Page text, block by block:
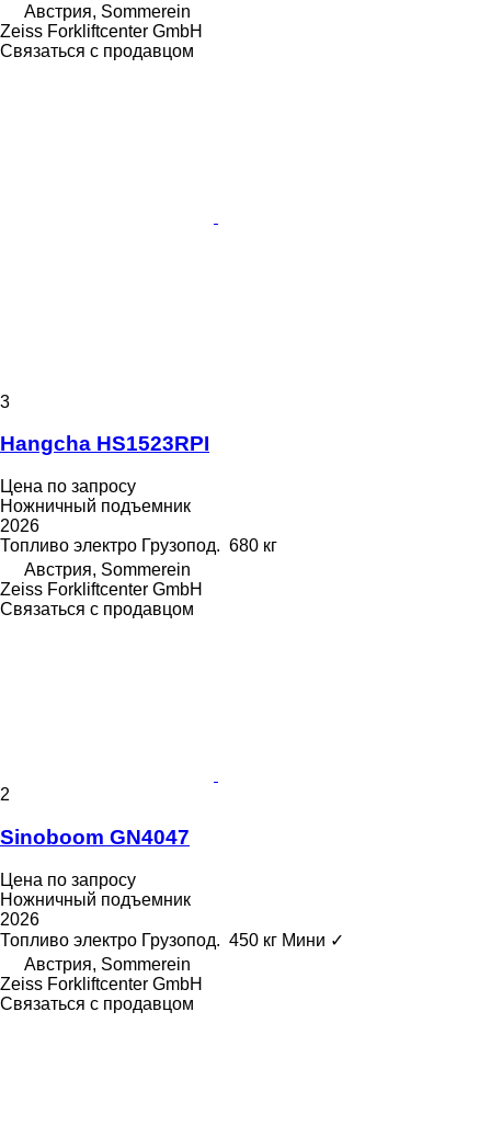
Австрия, Sommerein
Zeiss Forkliftcenter GmbH
Связаться с продавцом
3
Hangcha HS1523RPI
Цена по запросу
Ножничный подъемник
2026
Топливо электро Грузопод. 680 кг
Австрия, Sommerein
Zeiss Forkliftcenter GmbH
Связаться с продавцом
2
Sinoboom GN4047
Цена по запросу
Ножничный подъемник
2026
Топливо электро Грузопод. 450 кг Мини ✓
Австрия, Sommerein
Zeiss Forkliftcenter GmbH
Связаться с продавцом